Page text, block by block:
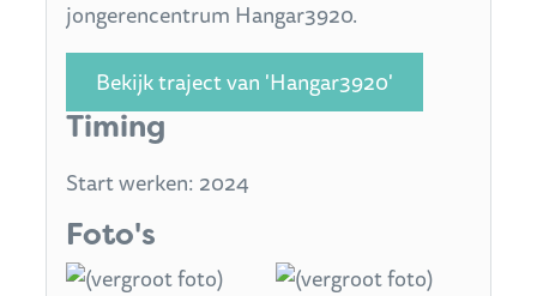
jongerencentrum Hangar3920.
Bekijk traject van 'Hangar3920'
Timing
Start werken: 2024
Foto's